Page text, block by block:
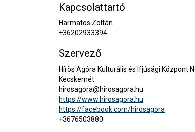
Kapcsolattartó
Harmatos Zoltán
+36202933394
Szervező
Hírös Agóra Kulturális és Ifjúsági Központ
Kecskemét
hirosagora@hirosagora.hu
https://www.hirosagora.hu
https://facebook.com/hirosagora
+3676503880